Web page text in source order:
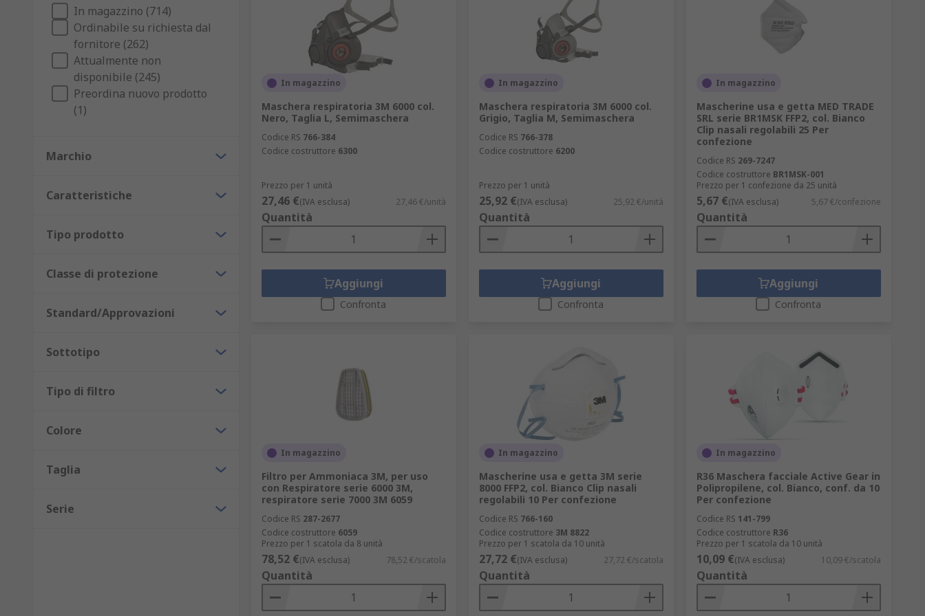
In magazzino (714)
Ordinabile su richiesta dal
fornitore (262)
Attualmente non
disponibile (245)
Preordina nuovo prodotto
(1)
Marchio
Caratteristiche
Tipo prodotto
Classe di protezione
Standard/Approvazioni
Sottotipo
Tipo di filtro
Colore
Taglia
Serie
In magazzino
Maschera respiratoria 3M 6000 col.
Nero, Taglia L, Semimaschera
Codice RS 766-384
Codice costruttore 6300
Prezzo per 1 unità
27,46 €(IVA esclusa) 27,46 €/unità
Quantità
Aggiungi
Confronta
In magazzino
Maschera respiratoria 3M 6000 col.
Grigio, Taglia M, Semimaschera
Codice RS 766-378
Codice costruttore 6200
Prezzo per 1 unità
25,92 €(IVA esclusa) 25,92 €/unità
Quantità
Aggiungi
Confronta
In magazzino
Mascherine usa e getta MED TRADE
SRL serie BR1MSK FFP2, col. Bianco
Clip nasali regolabili 25 Per
confezione
Codice RS 269-7247
Codice costruttore BR1MSK-001
Prezzo per 1 confezione da 25 unità
5,67 €(IVA esclusa) 5,67 €/confezione
Quantità
Aggiungi
Confronta
In magazzino
Filtro per Ammoniaca 3M, per uso
con Respiratore serie 6000 3M,
respiratore serie 7000 3M 6059
Codice RS 287-2677
Codice costruttore 6059
Prezzo per 1 scatola da 8 unità
78,52 €(IVA esclusa) 78,52 €/scatola
Quantità
In magazzino
Mascherine usa e getta 3M serie
8000 FFP2, col. Bianco Clip nasali
regolabili 10 Per confezione
Codice RS 766-160
Codice costruttore 3M 8822
Prezzo per 1 scatola da 10 unità
27,72 €(IVA esclusa) 27,72 €/scatola
Quantità
In magazzino
R36 Maschera facciale Active Gear in
Polipropilene, col. Bianco, conf. da 10
Per confezione
Codice RS 141-799
Codice costruttore R36
Prezzo per 1 scatola da 10 unità
10,09 €(IVA esclusa) 10,09 €/scatola
Quantità